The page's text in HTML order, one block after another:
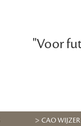
"Voor
CAO WIJZER